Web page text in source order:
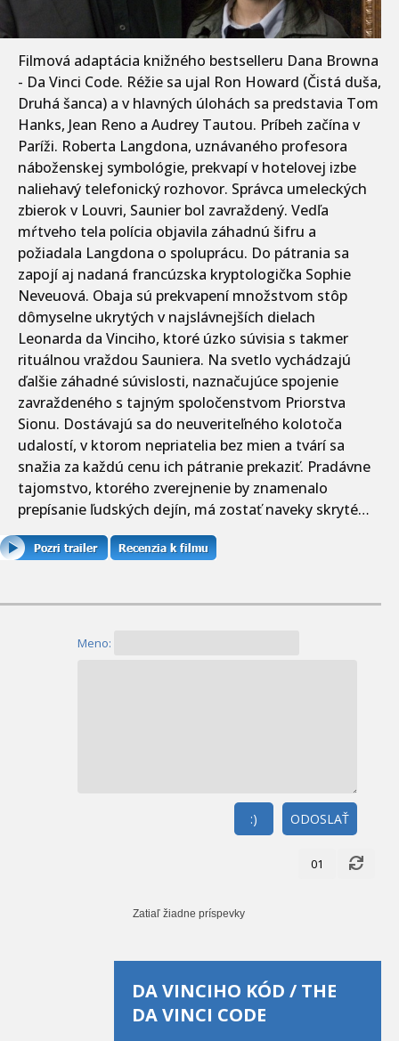
Filmová adaptácia knižného bestselleru Dana Browna
- Da Vinci Code. Réžie sa ujal Ron Howard (Čistá duša,
Druhá šanca) a v hlavných úlohách sa predstavia Tom
Hanks, Jean Reno a Audrey Tautou. Príbeh začína v
Paríži. Roberta Langdona, uznávaného profesora
náboženskej symbológie, prekvapí v hotelovej izbe
naliehavý telefonický rozhovor. Správca umeleckých
zbierok v Louvri, Saunier bol zavraždený. Vedľa
mŕtveho tela polícia objavila záhadnú šifru a
požiadala Langdona o spoluprácu. Do pátrania sa
zapojí aj nadaná francúzska kryptologička Sophie
Neveuová. Obaja sú prekvapení množstvom stôp
dômyselne ukrytých v najslávnejších dielach
Leonarda da Vinciho, ktoré úzko súvisia s takmer
rituálnou vraždou Sauniera. Na svetlo vychádzajú
ďalšie záhadné súvislosti, naznačujúce spojenie
zavraždeného s tajným spoločenstvom Priorstva
Sionu. Dostávajú sa do neuveriteľného kolotoča
udalostí, v ktorom nepriatelia bez mien a tvárí sa
snažia za každú cenu ich pátranie prekaziť. Pradávne
tajomstvo, ktorého zverejnenie by znamenalo
prepísanie ľudských dejín, má zostať naveky skryté…
Meno:
ODOSLAŤ
:)
01
Zatiaľ žiadne príspevky
DA VINCIHO KÓD / THE
DA VINCI CODE